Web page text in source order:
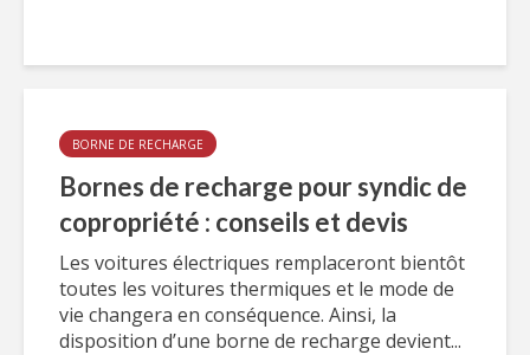
BORNE DE RECHARGE
Bornes de recharge pour syndic de
copropriété : conseils et devis
Les voitures électriques remplaceront bientôt
toutes les voitures thermiques et le mode de
vie changera en conséquence. Ainsi, la
disposition d’une borne de recharge devient...